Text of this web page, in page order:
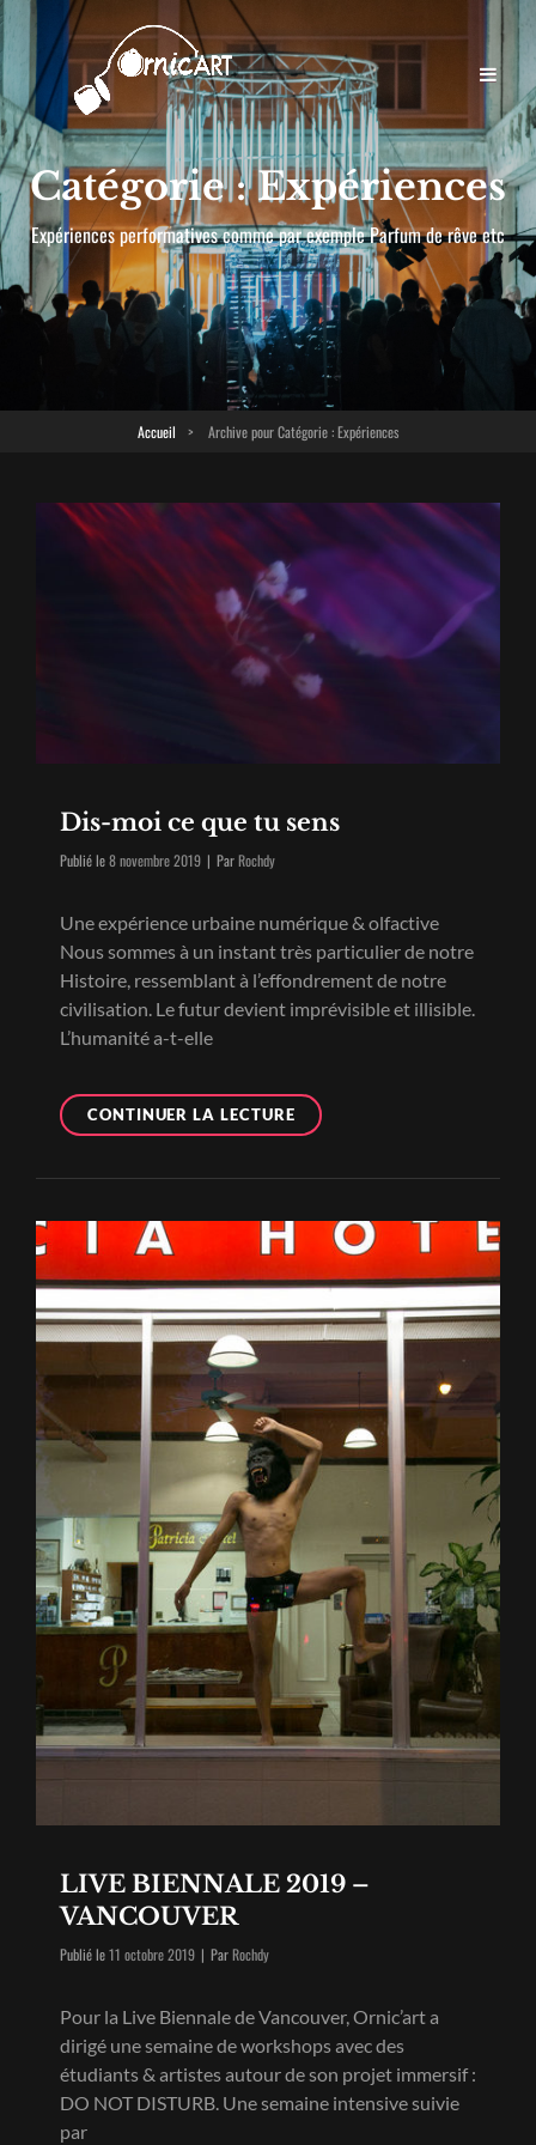
Catégorie :Expériences
Expériences performatives comme par exemple Parfum de rêve etc
Accueil > Archive pourCatégorie :Expériences
Dis-moi ce que tu sens
Publié le8 novembre 2019 | ParByline
Rochdy
Une expérience urbaine numérique & olfactive
Nous sommes à un instant très particulier de notre
Histoire, ressemblant à l’effondrement de notre
civilisation. Le futur devient imprévisible et illisible.
L’humanité a-t-elle
CONTINUER LA LECTUREDIS-
MOI
SENS
LIVE BIENNALE 2019 –
VANCOUVER
Publié le11 octobre 2019 | ParByline
Rochdy
Pour la Live Biennale de Vancouver, Ornic’art a
dirigé une semaine de workshops avec des
étudiants & artistes autour de son projet immersif :
DO NOT DISTURB. Une semaine intensive suivie
par